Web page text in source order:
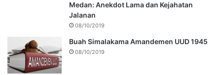
Medan: Anekdot Lama dan Kejahatan
Jalanan
08/10/2019
Buah Simalakama Amandemen UUD 1945
08/10/2019